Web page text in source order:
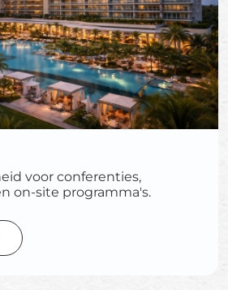
voor conferenties,
on-site programma's.